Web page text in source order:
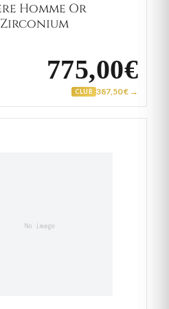
Homme Or
775,00€
CLUB 387,50 € →